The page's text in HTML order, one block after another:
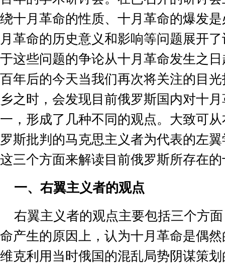
绕十月革命的性质、十月革命的爆发
月革命的历史意义和影响等问题展开
于这些问题的争论从十月革命发生之
百年后的今天当我们再次将关注的目
乡之时，会发现目前俄罗斯国内对十
一，形成了几种不同的观点。大致可
罗斯批判的马克思主义者为代表的左
这三个方面来解读目前俄罗斯所存在
一、右翼主义者的观点
右翼主义者的观点主要包括三个方
命产生的原因上，认为十月革命是偶
维克利用当时俄国的混乱局势阴谋策